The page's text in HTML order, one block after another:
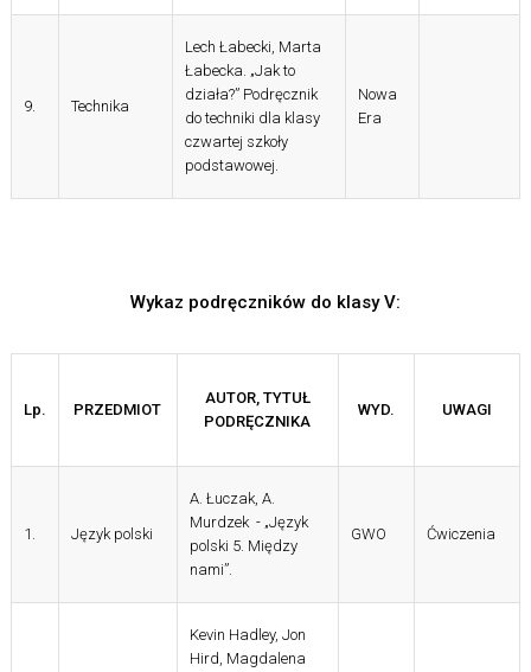
9. Technika
Lech Łabecki, Marta
Łabecka. „Jak to
działa?” Podręcznik
do techniki dla klasy
czwartej szkoły
podstawowej.
Nowa
Era
Wykaz podręczników do klasy V:
Lp. PRZEDMIOT
AUTOR, TYTUŁ
PODRĘCZNIKA
WYD. UWAGI
1. Język polski
A. Łuczak, A.
Murdzek - „Język
polski 5. Między
nami”.
GWO Ćwiczenia
Kevin Hadley, Jon
Hird, Magdalena